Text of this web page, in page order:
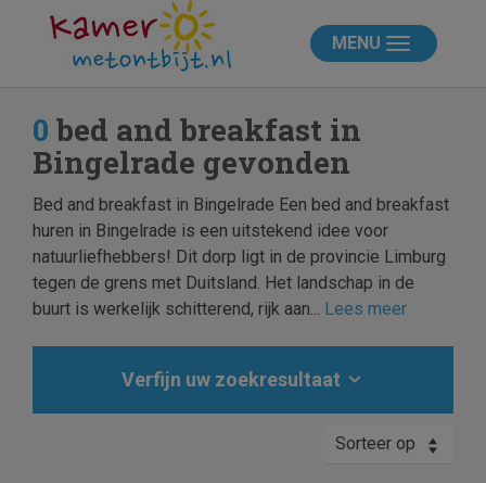
MENU
0 bed and breakfast in
Bingelrade gevonden
Bed and breakfast in Bingelrade Een bed and breakfast
huren in Bingelrade is een uitstekend idee voor
natuurliefhebbers! Dit dorp ligt in de provincie Limburg
tegen de grens met Duitsland. Het landschap in de
buurt is werkelijk schitterend, rijk aan... Lees meer
Verfijn uw zoekresultaat
Sorteer op